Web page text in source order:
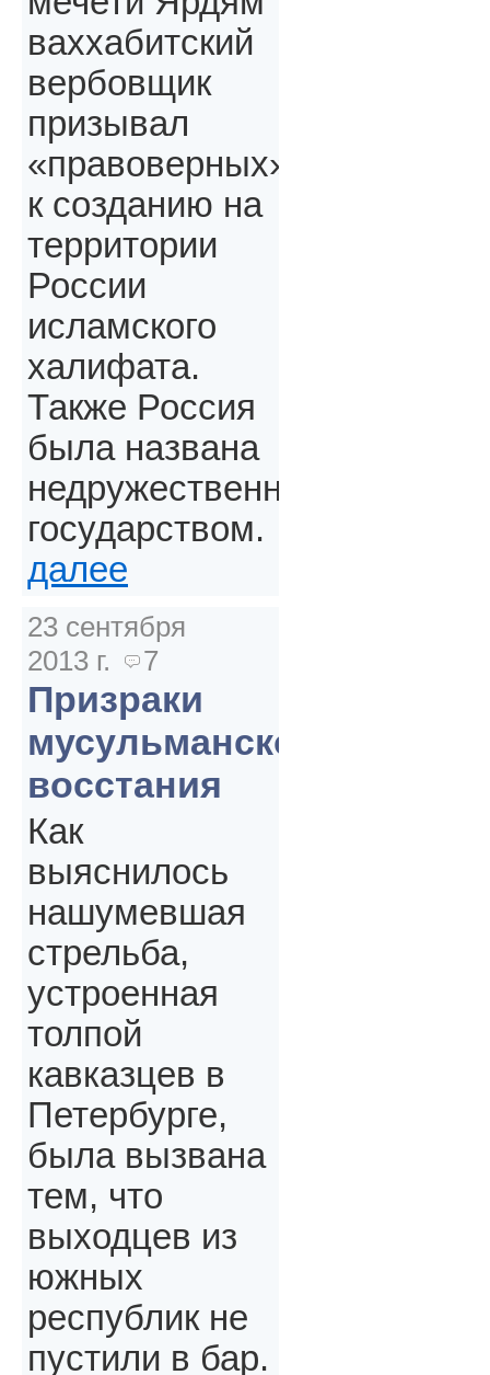
ваххабитский
вербовщик
призывал
«правоверных»,
к созданию на
территории
России
исламского
халифата.
Также Россия
была названа
недружественным
государством.
далее
23 сентября
2013 г.
7
Призраки
мусульманского
восстания
Как
выяснилось
нашумевшая
стрельба,
устроенная
толпой
кавказцев в
Петербурге,
была вызвана
тем, что
выходцев из
южных
республик не
пустили в бар.